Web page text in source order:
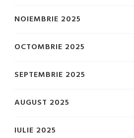
NOIEMBRIE 2025
OCTOMBRIE 2025
SEPTEMBRIE 2025
AUGUST 2025
IULIE 2025